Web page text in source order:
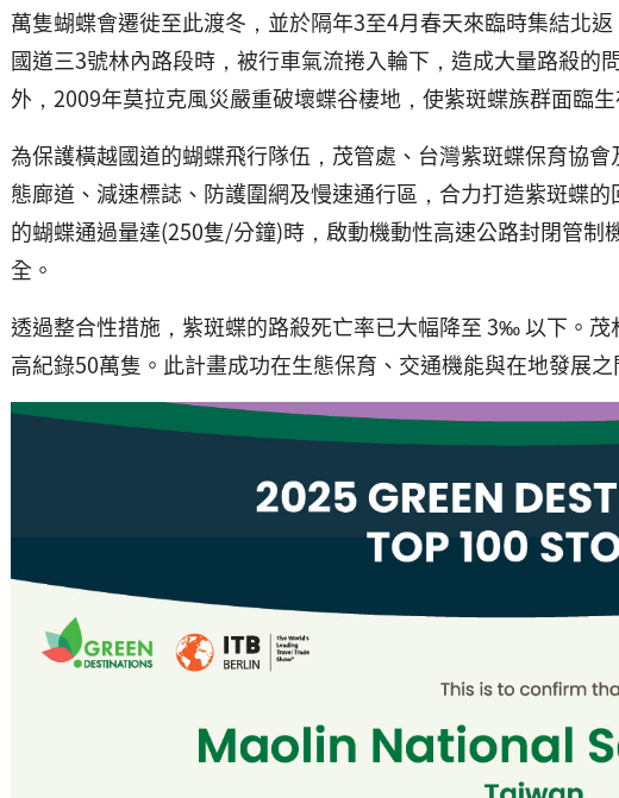
萬隻蝴蝶會遷徙至此渡冬，並於隔年3至4月春天來臨時集結北
國道三3號林內路段時，被行車氣流捲入輪下，造成大量路殺
外，2009年莫拉克風災嚴重破壞蝶谷棲地，使紫斑蝶族群面臨生
為保護橫越國道的蝴蝶飛行隊伍，茂管處、台灣紫斑蝶保育協
態廊道、減速標誌、防護圍網及慢速通行區，合力打造紫斑蝶
的蝴蝶通過量達(250隻/分鐘)時，啟動機動性高速公路封閉管
全。
透過整合性措施，紫斑蝶的路殺死亡率已大幅降至 3‰ 以下。
高紀錄50萬隻。此計畫成功在生態保育、交通機能與在地發展